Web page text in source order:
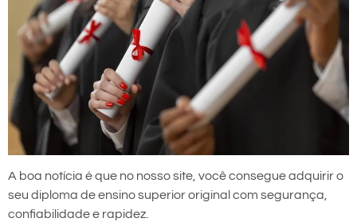
A boa notícia é que no nosso site, você consegue adquirir o
seu diploma de ensino superior original com segurança,
confiabilidade e rapidez.